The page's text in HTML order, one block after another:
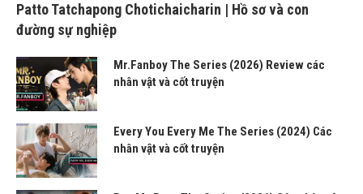
Patto Tatchapong Chotichaicharin | Hồ sơ và con
đường sự nghiệp
Mr.Fanboy The Series (2026) Review các
nhân vật và cốt truyện
Every You Every Me The Series (2024) Các
nhân vật và cốt truyện